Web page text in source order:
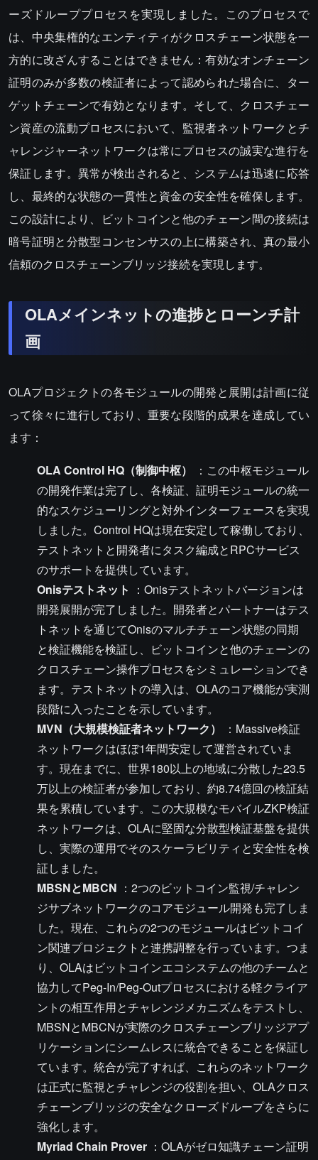
ーズドループプロセスを実現しました。このプロセスで
は、中央集権的なエンティティがクロスチェーン状態を一
方的に改ざんすることはできません：有効なオンチェーン
証明のみが多数の検証者によって認められた場合に、ター
ゲットチェーンで有効となります。そして、クロスチェー
ン資産の流動プロセスにおいて、監視者ネットワークとチ
ャレンジャーネットワークは常にプロセスの誠実な進行を
保証します。異常が検出されると、システムは迅速に応答
し、最終的な状態の一貫性と資金の安全性を確保します。
この設計により、ビットコインと他のチェーン間の接続は
暗号証明と分散型コンセンサスの上に構築され、真の最小
信頼のクロスチェーンブリッジ接続を実現します。
OLAメインネットの進捗とローンチ計
画
OLAプロジェクトの各モジュールの開発と展開は計画に従
って徐々に進行しており、重要な段階的成果を達成してい
ます：
OLA Control HQ（制御中枢）
：この中枢モジュール
の開発作業は完了し、各検証、証明モジュールの統一
的なスケジューリングと対外インターフェースを実現
しました。Control HQは現在安定して稼働しており、
テストネットと開発者にタスク編成とRPCサービス
のサポートを提供しています。
Onisテストネット
：Onisテストネットバージョンは
開発展開が完了しました。開発者とパートナーはテス
トネットを通じてOnisのマルチチェーン状態の同期
と検証機能を検証し、ビットコインと他のチェーンの
クロスチェーン操作プロセスをシミュレーションでき
ます。テストネットの導入は、OLAのコア機能が実測
段階に入ったことを示しています。
MVN（大規模検証者ネットワーク）
：Massive検証
ネットワークはほぼ1年間安定して運営されていま
す。現在までに、世界180以上の地域に分散した23.5
万以上の検証者が参加しており、約8.74億回の検証結
果を累積しています。この大規模なモバイルZKP検証
ネットワークは、OLAに堅固な分散型検証基盤を提供
し、実際の運用でそのスケーラビリティと安全性を検
証しました。
MBSNとMBCN ：2つのビットコイン監視/チャレン
ジサブネットワークのコアモジュール開発も完了しま
した。現在、これらの2つのモジュールはビットコイ
ン関連プロジェクトと連携調整を行っています。つま
り、OLAはビットコインエコシステムの他のチームと
協力してPeg-In/Peg-Outプロセスにおける軽クライア
ントの相互作用とチャレンジメカニズムをテストし、
MBSNとMBCNが実際のクロスチェーンブリッジアプ
リケーションにシームレスに統合できることを保証し
ています。統合が完了すれば、これらのネットワーク
は正式に監視とチャレンジの役割を担い、OLAクロス
チェーンブリッジの安全なクローズドループをさらに
強化します。
Myriad Chain Prover ：OLAがゼロ知識チェーン証明